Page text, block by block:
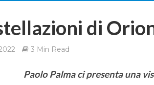
di
3 Min Read
Paolo Palma ci presenta una